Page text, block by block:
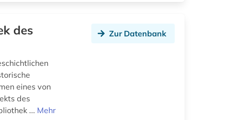
des
eines von
des
... Mehr
Zur Datenbank